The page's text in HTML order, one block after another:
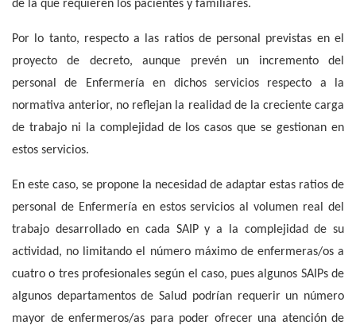
de la que requieren los pacientes y familiares.
Por lo tanto, respecto a las ratios de personal previstas en el
proyecto de decreto, aunque prevén un incremento del
personal de Enfermería en dichos servicios respecto a la
normativa anterior, no reflejan la realidad de la creciente carga
de trabajo ni la complejidad de los casos que se gestionan en
estos servicios.
En este caso, se propone la necesidad de adaptar estas ratios de
personal de Enfermería en estos servicios al volumen real del
trabajo desarrollado en cada SAIP y a la complejidad de su
actividad, no limitando el número máximo de enfermeras/os a
cuatro o tres profesionales según el caso, pues algunos SAIPs de
algunos departamentos de Salud podrían requerir un número
mayor de enfermeros/as para poder ofrecer una atención de